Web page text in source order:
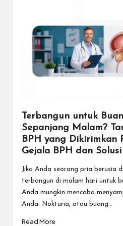
Terbangun untuk
Sepanjang Malam?
BPH yang Dikirimkan
Gejala BPH dan
Jika Anda seorang pria berusia
terbangun di malam hari untuk
Anda mungkin mencoba
Anda. Nokturia, atau buang…
Read More